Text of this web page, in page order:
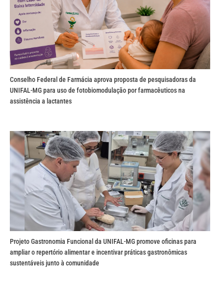
Conselho Federal de Farmácia aprova proposta de pesquisadoras da
UNIFAL-MG para uso de fotobiomodulação por farmacêuticos na
assistência a lactantes
Projeto Gastronomia Funcional da UNIFAL-MG promove oficinas para
ampliar o repertório alimentar e incentivar práticas gastronômicas
sustentáveis junto à comunidade